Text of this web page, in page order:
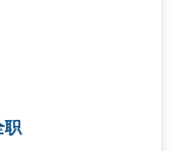
职